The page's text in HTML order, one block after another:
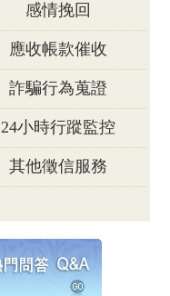
感情挽回
應收帳款催收
詐騙行為蒐證
24小時行蹤監控
其他徵信服務